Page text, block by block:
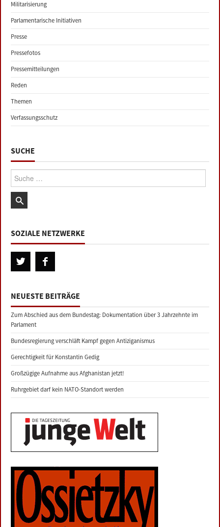
Militarisierung
Parlamentarische Initiativen
Presse
Pressefotos
Pressemitteilungen
Reden
Themen
Verfassungsschutz
SUCHE
Suche:
SOZIALE NETZWERKE
NEUESTE BEITRÄGE
Zum Abschied aus dem Bundestag: Dokumentation über 3 Jahrzehnte im
Parlament
Bundesregierung verschläft Kampf gegen Antiziganismus
Gerechtigkeit für Konstantin Gedig
Großzügige Aufnahme aus Afghanistan jetzt!
Ruhrgebiet darf kein NATO-Standort werden